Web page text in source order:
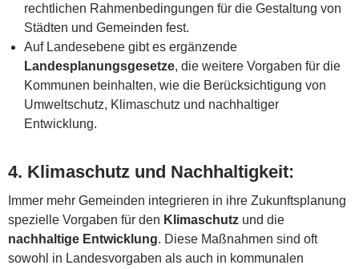
rechtlichen Rahmenbedingungen für die Gestaltung von
Städten und Gemeinden fest.
Auf Landesebene gibt es ergänzende
Landesplanungsgesetze, die weitere Vorgaben für die
Kommunen beinhalten, wie die Berücksichtigung von
Umweltschutz, Klimaschutz und nachhaltiger
Entwicklung.
4. Klimaschutz und Nachhaltigkeit:
Immer mehr Gemeinden integrieren in ihre Zukunftsplanung
spezielle Vorgaben für den Klimaschutz und die
nachhaltige Entwicklung. Diese Maßnahmen sind oft
sowohl in Landesvorgaben als auch in kommunalen